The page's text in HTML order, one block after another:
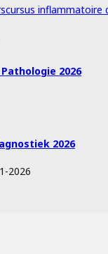
inflammatoire
2026
2026
2026